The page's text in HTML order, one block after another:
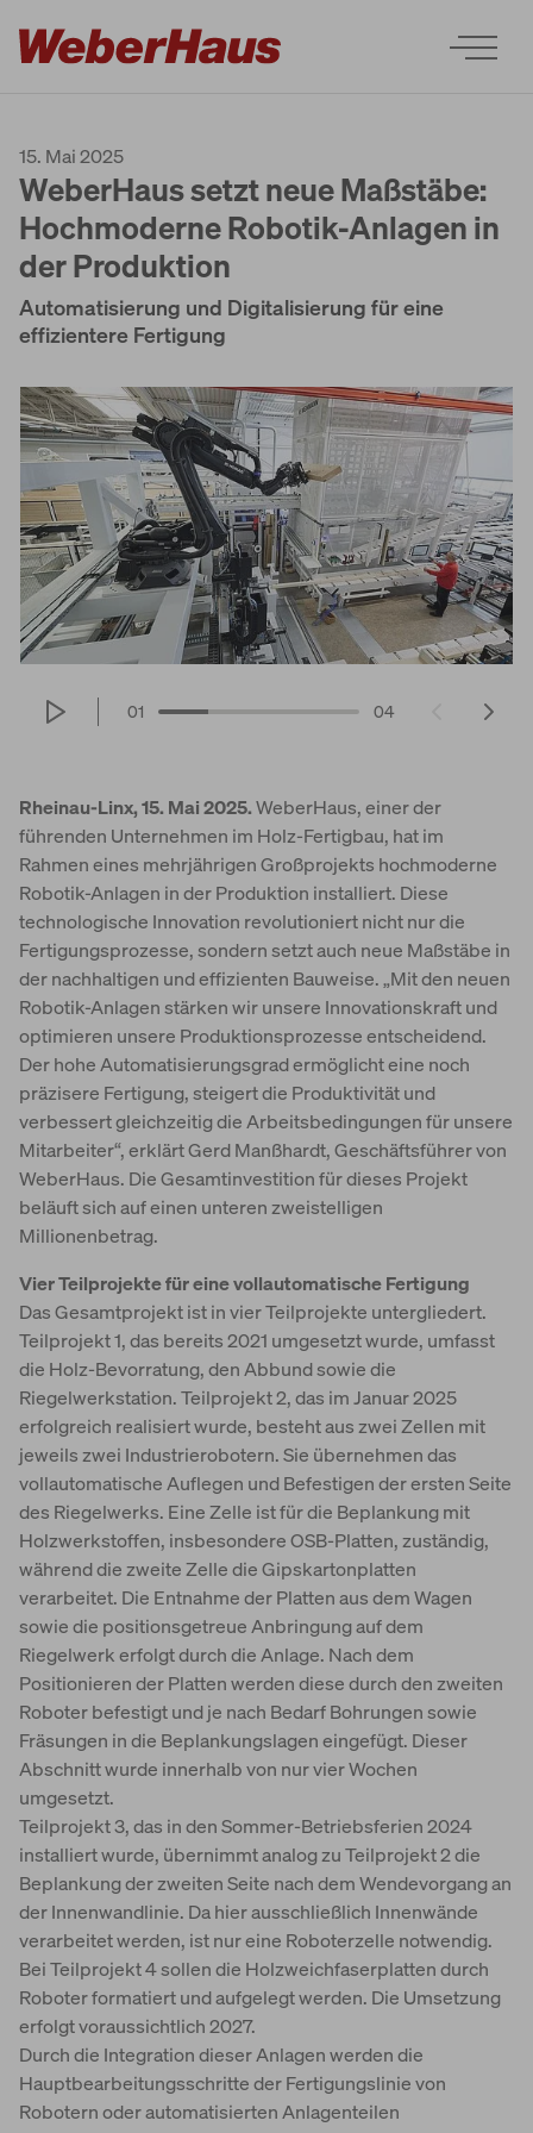
15. Mai 2025
WeberHaus setzt neue Maßstäbe:
Hochmoderne Robotik-Anlagen in
der Produktion
Automatisierung und Digitalisierung für eine
effizientere Fertigung
01 04
Rheinau-Linx, 15. Mai 2025.WeberHaus, einer der
führenden Unternehmen im Holz-Fertigbau, hat im
Rahmen eines mehrjährigen Großprojekts hochmoderne
Robotik-Anlagen in der Produktion installiert. Diese
technologische Innovation revolutioniert nicht nur die
Fertigungsprozesse, sondern setzt auch neue Maßstäbe in
der nachhaltigen und effizienten Bauweise. „Mit den neuen
Robotik-Anlagen stärken wir unsere Innovationskraft und
optimieren unsere Produktionsprozesse entscheidend.
Der hohe Automatisierungsgrad ermöglicht eine noch
präzisere Fertigung, steigert die Produktivität und
verbessert gleichzeitig die Arbeitsbedingungen für unsere
Mitarbeiter“, erklärt Gerd Manßhardt, Geschäftsführer von
WeberHaus. Die Gesamtinvestition für dieses Projekt
beläuft sich auf einen unteren zweistelligen
Millionenbetrag.
Vier Teilprojekte für eine vollautomatische Fertigung
Das Gesamtprojekt ist in vier Teilprojekte untergliedert.
Teilprojekt 1, das bereits 2021 umgesetzt wurde, umfasst
die Holz-Bevorratung, den Abbund sowie die
Riegelwerkstation. Teilprojekt 2, das im Januar 2025
erfolgreich realisiert wurde, besteht aus zwei Zellen mit
jeweils zwei Industrierobotern. Sie übernehmen das
vollautomatische Auflegen und Befestigen der ersten Seite
des Riegelwerks. Eine Zelle ist für die Beplankung mit
Holzwerkstoffen, insbesondere OSB-Platten, zuständig,
während die zweite Zelle die Gipskartonplatten
verarbeitet. Die Entnahme der Platten aus dem Wagen
sowie die positionsgetreue Anbringung auf dem
Riegelwerk erfolgt durch die Anlage. Nach dem
Positionieren der Platten werden diese durch den zweiten
Roboter befestigt und je nach Bedarf Bohrungen sowie
Fräsungen in die Beplankungslagen eingefügt. Dieser
Abschnitt wurde innerhalb von nur vier Wochen
umgesetzt.
Teilprojekt 3, das in den Sommer-Betriebsferien 2024
installiert wurde, übernimmt analog zu Teilprojekt 2 die
Beplankung der zweiten Seite nach dem Wendevorgang an
der Innenwandlinie. Da hier ausschließlich Innenwände
verarbeitet werden, ist nur eine Roboterzelle notwendig.
Bei Teilprojekt 4 sollen die Holzweichfaserplatten durch
Roboter formatiert und aufgelegt werden. Die Umsetzung
erfolgt voraussichtlich 2027.
Durch die Integration dieser Anlagen werden die
Hauptbearbeitungsschritte der Fertigungslinie von
Robotern oder automatisierten Anlagenteilen
Häuser
Bauweise
Erleben
Services
World of Living